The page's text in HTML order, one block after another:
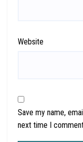
Website
Save my name,
next time I